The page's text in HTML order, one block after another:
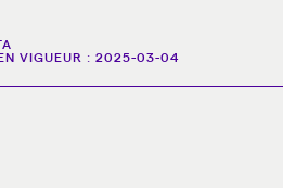
VIGUEUR : 2025-03-04